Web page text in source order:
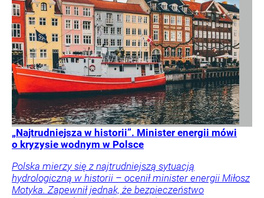
„Najtrudniejsza w historii”. Minister energii mówi
o kryzysie wodnym w Polsce
Polska mierzy się z najtrudniejszą sytuacją
hydrologiczną w historii – ocenił minister energii Miłosz
Motyka. Zapewnił jednak, że bezpieczeństwo